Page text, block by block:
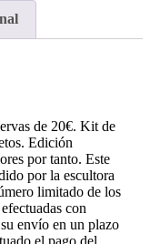
de 20€. Kit de
Edición
por tanto. Este
por la escultora
limitado de los
con
envío en un plazo
el pago del